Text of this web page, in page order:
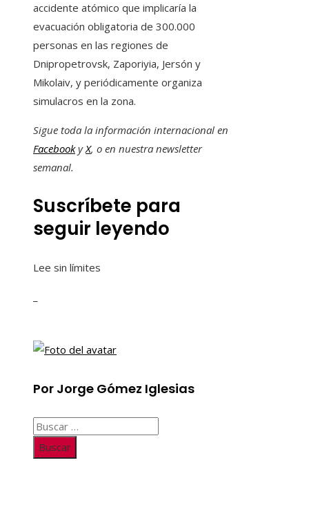
accidente atómico que implicaría la
evacuación obligatoria de 300.000
personas en las regiones de
Dnipropetrovsk, Zaporiyia, Jersón y
Mikolaiv, y periódicamente organiza
simulacros en la zona.
Sigue toda la información internacional en
FacebookyX, o en nuestra newsletter
semanal.
Suscríbete para
seguir leyendo
Lee sin límites
Por Jorge Gómez Iglesias
Buscar: